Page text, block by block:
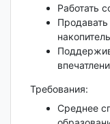
Работать
Требования:
Среднее